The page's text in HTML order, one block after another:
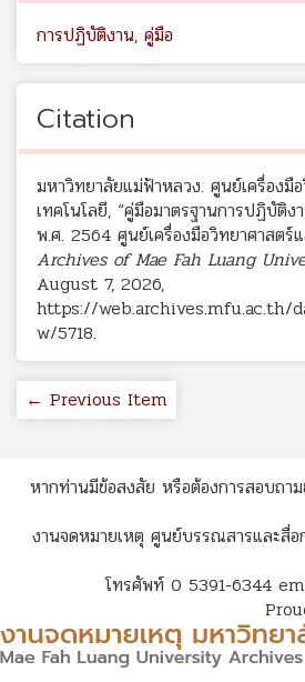
การปฏิบัติงาน, คู่มือ
Citation
มหาวิทยาลัยแม่ฟ้าหลวง. ศูนย์เครื่องมื
เทคโนโลยี, “คู่มือมาตรฐานการปฏิบัติ
พ.ศ. 2564 ศูนย์เครื่องมือวิทยาศาสตร์แ
Archives of Mae Fah Luang
August 7, 2026,
https://web.archives.mfu.ac.th/
w/5718.
← Previous Item
หากท่านมีข้อสงสัย หรือต้องการสอบถาม
งานจดหมายเหตุ ศูนย์บรรณสารและสื่
โทรศัพท์ 0 5391-6344